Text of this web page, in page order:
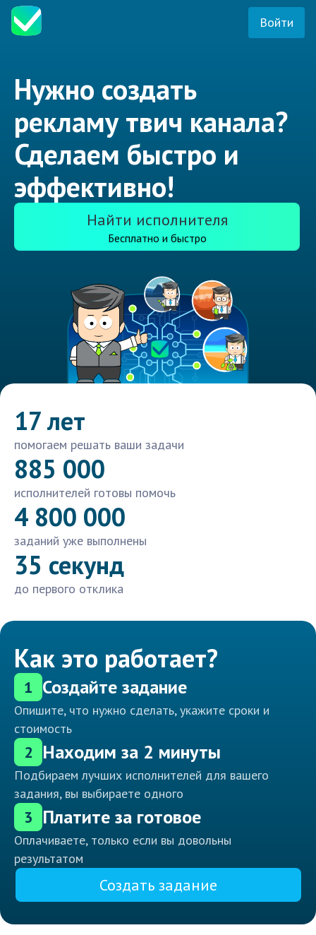
Войти
Нужно создать
рекламу твич канала?
Сделаем быстро и
эффективно!
Найти исполнителя
Бесплатно и быстро
17 лет
помогаем решать ваши задачи
885 000
исполнителей готовы помочь
4 800 000
заданий уже выполнены
35 секунд
до первого отклика
Как это работает?
1 Создайте задание
Опишите, что нужно сделать, укажите сроки и
стоимость
2 Находим за 2 минуты
Подбираем лучших исполнителей для вашего
задания, вы выбираете одного
3 Платите за готовое
Оплачиваете, только если вы довольны
результатом
Создать задание